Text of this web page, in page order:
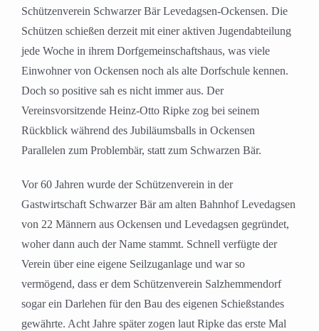
Schützenverein Schwarzer Bär Levedagsen-Ockensen. Die
Schützen schießen derzeit mit einer aktiven Jugendabteilung
jede Woche in ihrem Dorfgemeinschaftshaus, was viele
Einwohner von Ockensen noch als alte Dorfschule kennen.
Doch so positive sah es nicht immer aus. Der
Vereinsvorsitzende Heinz-Otto Ripke zog bei seinem
Rückblick während des Jubiläumsballs in Ockensen
Parallelen zum Problembär, statt zum Schwarzen Bär.
Vor 60 Jahren wurde der Schützenverein in der
Gastwirtschaft Schwarzer Bär am alten Bahnhof Levedagsen
von 22 Männern aus Ockensen und Levedagsen gegründet,
woher dann auch der Name stammt. Schnell verfügte der
Verein über eine eigene Seilzuganlage und war so
vermögend, dass er dem Schützenverein Salzhemmendorf
sogar ein Darlehen für den Bau des eigenen Schießstandes
gewährte. Acht Jahre später zogen laut Ripke das erste Mal